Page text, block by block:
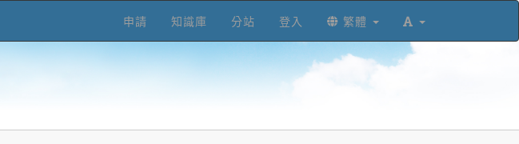
申請 知識庫 分站 登入 繁體